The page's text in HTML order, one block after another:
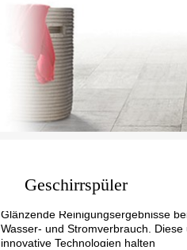
Geschirrspüler
Glänzende Reinigungsergebnisse
Wasser- und Stromverbrauch. Diese
innovative Technologien halten